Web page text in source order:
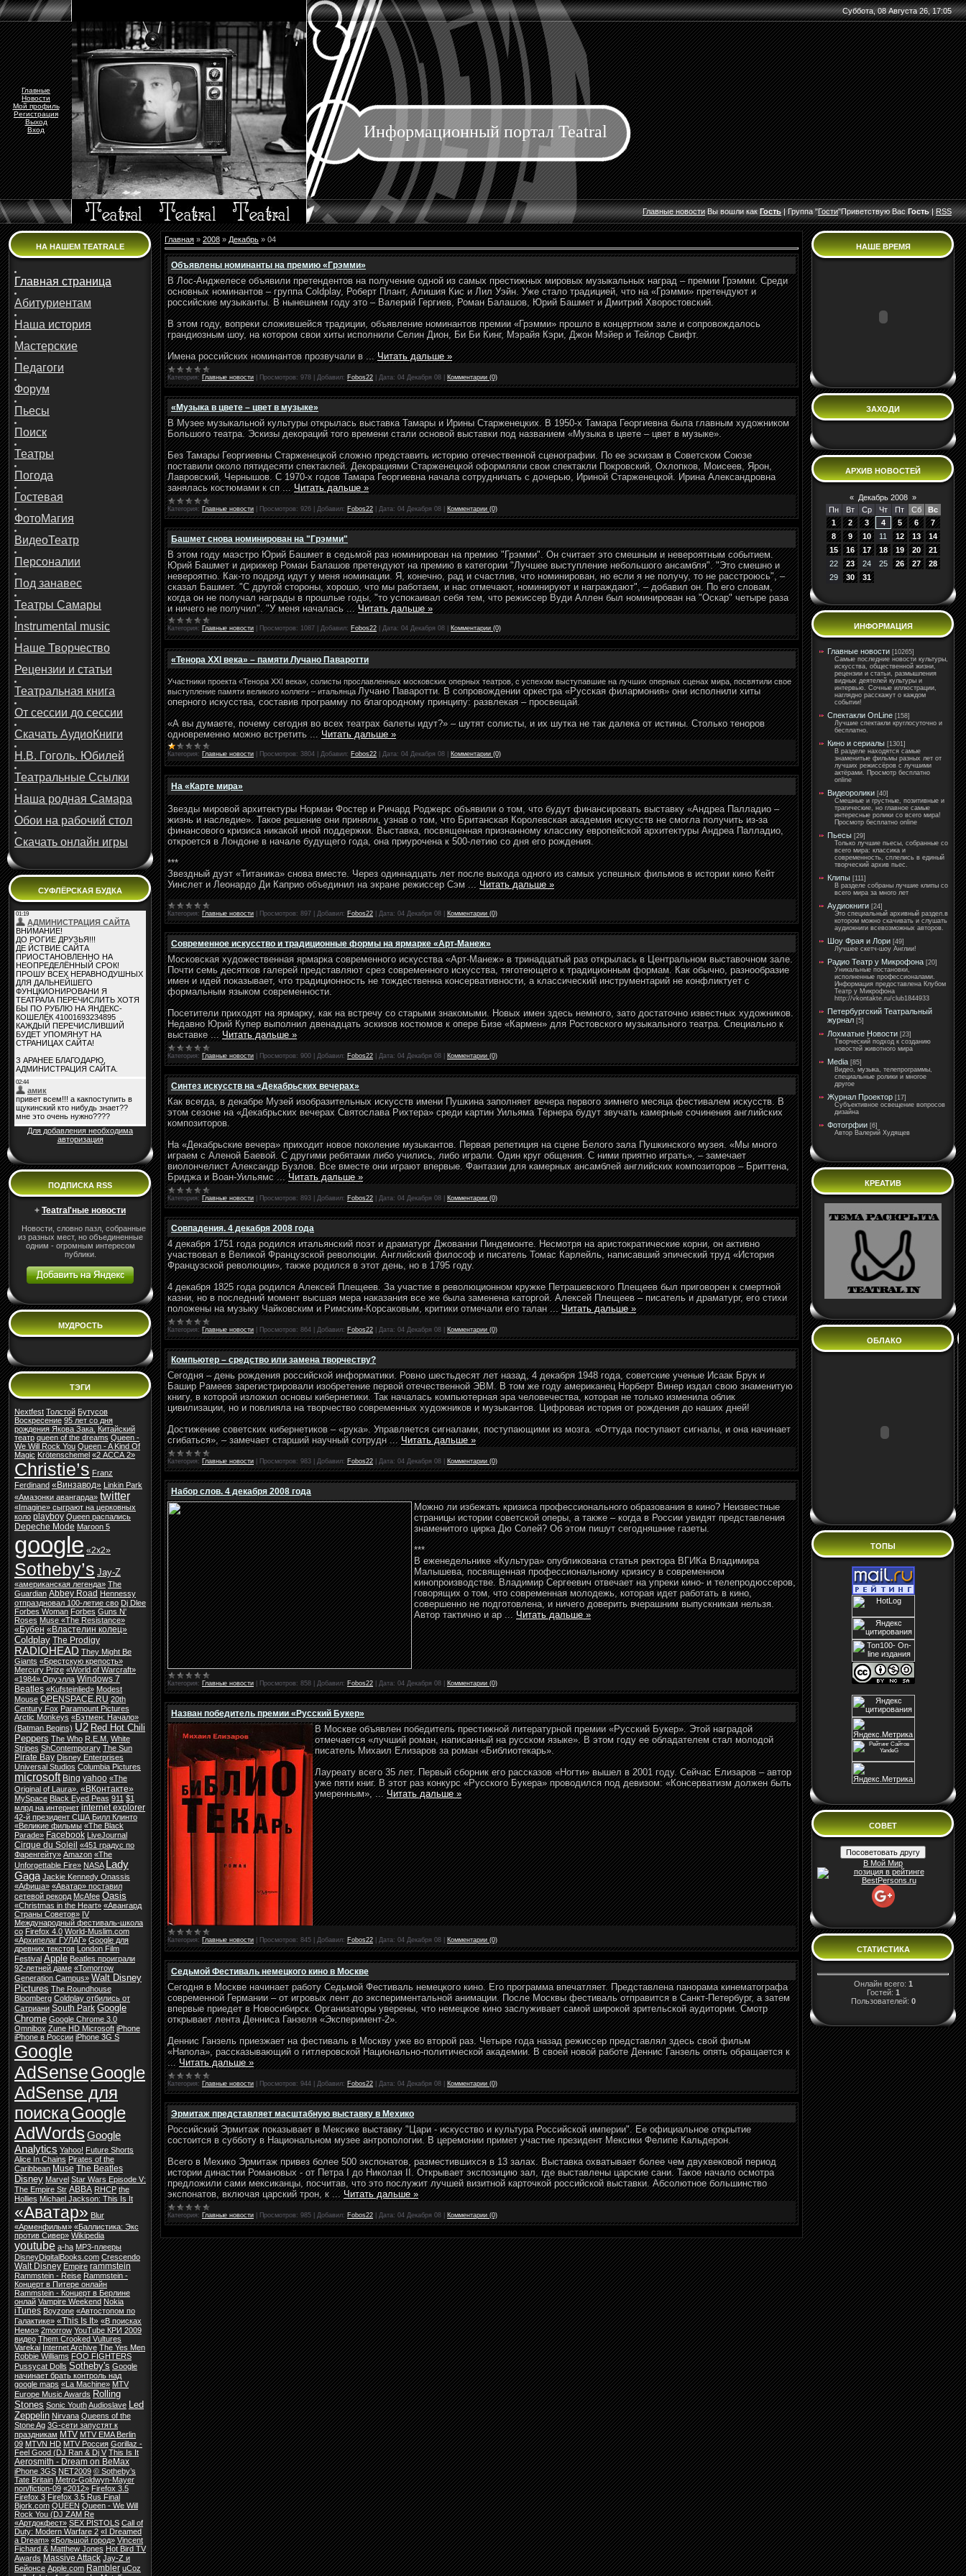
Суббота, 08 Августа 26, 17:05
Главные
Новости
Мой профиль
Регистрация
Выход
Вход
Информационный портал Teatral
ГлавныеновостиВы вошли как Гость|Группа"Гости"Приветствую Вас Гость |RSS
НА НАШЕМ TEATRALE
Главная страница
Абитуриентам
Наша история
Мастерские
Педагоги
Форум
Пьесы
Поиск
Театры
Погода
Гостевая
ФотоМагия
ВидеоТеатр
Персоналии
Под занавес
Театры Самары
Instrumental music
Наше Творчество
Рецензии и статьи
Театральная книга
От сессии до сессии
Скачать АудиоКниги
Н.В. Гоголь. Юбилей
Театральные Ссылки
Наша родная Самара
Обои на рабочий стол
Скачать онлайн игры
СУФЛЁРСКАЯ БУДКА
Для добавления необходима
авторизация
ПОДПИСКА RSS
+ Teatral'ные новости
Новости, словно пазл, собранные
из разных мест, но объединенные
одним - огромным интересом
публики.
МУДРОСТЬ
ТЭГИ
Nextfest Толстой Бутусов
Воскресение 95 лет со дня
рождения Якова Зака. Китайский
театр queen of the dreams Queen -
We Will Rock You Queen - A Kind Of
Magic Krötenschemel «2 АССА 2»
Christie’s Franz
Ferdinand «Винзавод» Linkin Park
«Амазонки авангарда» twitter
«Imagine» сыграют на церковных
коло playboy Queen распались
Depeche Mode Maroon 5
google «2х2»
Sotheby’s Jay-Z
«американская легенда» The
Guardian Abbey Road Hennessy
отпраздновал 100-летие сво Dj Dlee
Forbes Woman Forbes Guns N'
Roses Muse «The Resistance»
«Бубен «Властелин колец»
Coldplay The Prodigy
RADIOHEAD They Might Be
Giants «Брестскую крепость»
Mercury Prize «World of Warcraft»
«1984» Оруэлла Windows 7
Beatles «Kufsteinlied» Modest
Mouse OPENSPACE.RU 20th
Century Fox Paramount Pictures
Arctic Monkeys «Бэтмен: Начало»
(Batman Begins) U2 Red Hot Chili
Peppers The Who R.E.M. White
Stripes ShContemporary The Sun
Pirate Bay Disney Enterprises
Universal Studios Columbia Pictures
microsoft Bing yahoo «The
Original of Laura». «ВКонтакте»
MySpace Black Eyed Peas 911 $1
млрд на интернет internet explorer
42-й президент США Билл Клинто
«Великие фильмы «The Black
Parade» Facebook LiveJournal
Cirque du Soleil «451 градус по
Фаренгейту» Amazon «The
Unforgettable Fire» NASA Lady
Gaga Jackie Kennedy Onassis
«Афиша» «Аватар» поставил
сетевой рекорд McAfee Oasis
«Christmas in the Heart» «Авангард
Страны Советов» IV
Международный фестиваль-школа
со Firefox 4.0 World-Muslim.com
«Архипелаг ГУЛАГ» Google для
древних текстов London Film
Festival Apple Beatles проиграли
92-летней даме «Tomorrow
Generation Campus» Walt Disney
Pictures The Roundhouse
Bloomberg Coldplay отбились от
Сатриани South Park Google
Chrome Google Chrome 3.0
Omnibox Zune HD Microsoft iPhone
iPhone в России iPhone 3G S
Google
AdSenseGoogle
AdSense для
поискаGoogle
AdWords Google
Analytics Yahoo! Future Shorts
Alice In Chains Pirates of the
Caribbean Muse The Beatles
Disney Marvel Star Wars Episode V:
The Empire Str ABBA RHCP the
Hollies Michael Jackson: This Is It
«Аватар» Blur
«Арменфильм» «Баллистика: Экс
против Сивер» Wikipedia
youtube a-ha MP3-плееры
DisneyDigitalBooks.com Crescendo
Walt Disney Empire rammstein
Rammstein - Reise Rammstein -
Концерт в Питере онлайн
Rammstein - Концерт в Берлине
онлай Vampire Weekend Nokia
iTunes Boyzone «Автостопом по
Галактике» «This Is It» «В поисках
Немо» 2morrow YouTube КРИ 2009
видео Them Crooked Vultures
Varekai Internet Archive The Yes Men
Robbie Williams FOO FIGHTERS
Pussycat Dolls Sotheby's Google
начинает брать контроль над
google maps «La Machine» MTV
Europe Music Awards Rolling
Stones Sonic YouthAudioslave Led
Zeppelin Nirvana Queens of the
Stone Ag 3G-сети запустят к
праздникам MTV MTV EMA Berlin
09 MTVN HD MTV Россия Gorillaz -
Feel Good (DJ Ran & Dj V This Is It
Aerosmith - Dream on BeMax
iPhone 3GS NET2009 © Sotheby’s
Tate Britain Metro-Goldwyn-Mayer
non/fiction-09 «2012» Firefox 3.5
Firefox 3 Firefox 3.5 Rus Final
Bjork.com QUEEN Queen - We Will
Rock You (DJ ZAM Re
«Артдокфест» SEX PISTOLS Call of
Duty: Modern Warfare 2 «I Dreamed
a Dream» «Большой город» Vincent
Fichard & Matthew Jones Hot Bird TV
Awards Massive Attack Jay-Z и
Бейонсе Apple.com Rambler uCoz
Главная » 2008 » Декабрь » 04
Объявлены номинанты на премию «Грэмми»
В Лос-Анджелесе объявили претендентов на получение одной из самых престижных мировых музыкальных наград – премии Грэмми. Среди
основных номинантов – группа Coldplay, Роберт Плант, Алишия Кис и Лил Уэйн. Уже стало традицией, что на «Грэмми» претендуют и
российские музыканты. В нынешнем году это – Валерий Гергиев, Роман Балашов, Юрий Башмет и Дмитрий Хворостовский.
В этом году, вопреки сложившейся традиции, объявление номинантов премии «Грэмми» прошло в концертном зале и сопровождалось
грандиозным шоу, на котором свои хиты исполнили Селин Дион, Би Би Кинг, Мэрайя Кэри, Джон Мэйер и Тейлор Свифт.
Имена российских номинантов прозвучали в...Читать дальше »
Категория: Главные новости Просмотров: 978 Добавил: Fobos22 Дата: 04 Декабря 08 Комментарии (0)
«Музыка в цвете – цвет в музыке»
В Музее музыкальной культуры открылась выставка Тамары и Ирины Старженецких. В 1950-х Тамара Георгиевна была главным художником
Большого театра. Эскизы декораций того времени стали основой выставки под названием «Музыка в цвете – цвет в музыке».
Без Тамары Георгиевны Старженецкой сложно представить историю отечественной сценографии. По ее эскизам в Советском Союзе
поставили около пятидесяти спектаклей. Декорациями Старженецкой оформляли свои спектакли Покровский, Охлопков, Моисеев, Ярон,
Лавровский, Чернышов. С 1970-х годов Тамара Георгиевна начала сотрудничать с дочерью, Ириной Старженецкой. Ирина Александровна
занялась костюмами к сп...Читать дальше »
Категория: Главные новости Просмотров: 926 Добавил: Fobos22 Дата: 04 Декабря 08 Комментарии (0)
Башмет снова номинирован на "Грэмми"
В этом году маэстро Юрий Башмет в седьмой раз номинирован на премию "Грэмми". Он считает это смешным и невероятным событием.
Юрий Башмет и дирижер Роман Балашов претендуют на премию в категории "Лучшее выступление небольшого ансамбля". "Это смешно и
невероятно. Как-то подряд идут у меня номинации. Я, конечно, рад и счастлив, что номинирован, но если я не получу, то не расстроюсь", –
сказал Башмет. "С другой стороны, хорошо, что мы работаем, и нас отмечают, номинируют и награждают", – добавил он. По его словам,
когда он не получал награды в прошлые годы, "то успокаивал себя тем, что режиссер Вуди Аллен был номинирован на "Оскар" четыре раза
и ничего не получил". "У меня началась...Читать дальше »
Категория: Главные новости Просмотров: 1087 Добавил: Fobos22 Дата: 04 Декабря 08 Комментарии (0)
«Тенора XXI века» – памяти Лучано Паваротти
Участники проекта «Тенора ХХI века», солисты прославленных московских оперных театров, с успехом выступавшие на лучших оперных сценах мира, посвятили свое
выступление памяти великого коллеги – итальянцаЛучано Паваротти. В сопровождении оркестра «Русская филармония» они исполнили хиты
оперного искусства, составив программу по благородному принципу: развлекая – просвещай.
«А вы думаете, почему сегодня во всех театрах балеты идут?» – шутят солисты, и их шутка не так далека от истины. Столько теноров
одновременно можно встретить...Читать дальше »
Категория: Главные новости Просмотров: 3804 Добавил: Fobos22 Дата: 04 Декабря 08 Комментарии (0)
На «Карте мира»
Звезды мировой архитектуры Норман Фостер и Ричард Роджерс объявили о том, что будут финансировать выставку «Андреа Палладио –
жизнь и наследие». Такое решение они приняли, узнав о том, что Британская Королевская академия искусств не смогла получить из-за
финансового кризиса никакой иной поддержки. Выставка, посвященная признанному классику европейской архитектуры Андреа Палладио,
откроется в Лондоне в начале будущего года, она приурочена к 500-летию со дня его рождения.
***
Звездный дуэт «Титаника» снова вместе. Через одиннадцать лет после выхода одного из самых успешных фильмов в истории кино Кейт
Уинслет и Леонардо Ди Каприо объединил на экране режиссер Сэм...Читать дальше »
Категория: Главные новости Просмотров: 897 Добавил: Fobos22 Дата: 04 Декабря 08 Комментарии (0)
Современное искусство и традиционные формы на ярмарке «Арт-Манеж»
Московская художественная ярмарка современного искусства «Арт-Манеж» в тринадцатый раз открылась в Центральном выставочном зале.
Почти семь десятков галерей представляют срез современного искусства, тяготеющего к традиционным формам. Как обычно, разнообразие
имен и идей показывает, что традиционность не тождественна консервативности, а классический инструментарий не конфликтует с
формальным языком современности.
Посетители приходят на ярмарку, как на встречу со старыми знакомыми. Новых имен здесь немного, зато достаточно известных художников.
Недавно Юрий Купер выполнил двенадцать эскизов костюмов к опере Бизе «Кармен» для Ростовского музыкального театра. Специально к
выставке...Читать дальше »
Категория: Главные новости Просмотров: 900 Добавил: Fobos22 Дата: 04 Декабря 08 Комментарии (0)
Синтез искусств на «Декабрьских вечерах»
Как всегда, в декабре Музей изобразительных искусств имени Пушкина заполняет вечера первого зимнего месяца фестивалем искусств. В
этом сезоне на «Декабрьских вечерах Святослава Рихтера» среди картин Уильяма Тёрнера будут звучать камерные сочинения английских
композиторов.
На «Декабрьские вечера» приходит новое поколение музыкантов. Первая репетиция на сцене Белого зала Пушкинского музея. «Мы много
играем с Аленой Баевой. С другими ребятами либо учились, либо играли. Один круг общения. С ними приятно играть», – замечает
виолончелист Александр Бузлов. Все вместе они играют впервые. Фантазии для камерных ансамблей английских композиторов – Бриттена,
Бриджа и Воан-Уильямс...Читать дальше »
Категория: Главные новости Просмотров: 893 Добавил: Fobos22 Дата: 04 Декабря 08 Комментарии (0)
Совпадения. 4 декабря 2008 года
4 декабря 1751 года родился итальянский поэт и драматург Джованни Пиндемонте. Несмотря на аристократические корни, он активно
участвовал в Великой Французской революции. Английский философ и писатель Томас Карлейль, написавший эпический труд «История
Французской революции», также родился в этот день, но в 1795 году.
4 декабря 1825 года родился Алексей Плещеев. За участие в революционном кружке Петрашевского Плещеев был приговорен к смертной
казни, но в последний момент высшая мера наказания все же была заменена каторгой. Алексей Плещеев – писатель и драматург, его стихи
положены на музыку Чайковским и Римским-Корсаковым, критики отмечали его талан...Читать дальше »
Категория: Главные новости Просмотров: 864 Добавил: Fobos22 Дата: 04 Декабря 08 Комментарии (0)
Компьютер – средство или замена творчеству?
Сегодня – день рождения российской информатики. Ровно шестьдесят лет назад, 4 декабря 1948 года, советские ученые Исаак Брук и
Башир Рамеев зарегистрировали изобретение первой отечественной ЭВМ. В том же году американец Норберт Винер издал свою знаменитую
книгу, в которой изложил основы кибернетики. Так началась компьютерная эра человечества, которая не только изменила облик
цивилизации, но и повлияла на творчество современных художников и музыкантов. Цифровая история от рождения до наших дней!
Достижение советских кибернетиков – «рука». Управляется сигналами, поступающими из мозга. «Оттуда поступают сигналы, и она начинает
сгибаться», – замечает старший научный сотрудн...Читать дальше »
Категория: Главные новости Просмотров: 983 Добавил: Fobos22 Дата: 04 Декабря 08 Комментарии (0)
Набор слов. 4 декабря 2008 года
Можно ли избежать кризиса профессионального образования в кино? Неизвестные
страницы истории советской оперы, а также – когда в России увидят представления
знаменитого цирка Дю Солей? Об этом пишут сегодняшние газеты.
***
В еженедельнике «Культура» опубликована статья ректора ВГИКа Владимира
Малышева, посвященная профессиональному кризису в современном
кинопроизводстве. Владимир Сергеевич отвечает на упреки кино- и телепродюссеров,
говорящих о том, что современная молодежь, которая идет работать в кино,
совершенно не подготовлена, и ничего доверить вчерашним выпускникам нельзя.
Автор тактично и ар...Читать дальше »
Категория: Главные новости Просмотров: 858 Добавил: Fobos22 Дата: 04 Декабря 08 Комментарии (0)
Назван победитель премии «Русский Букер»
ВМоскве объявлен победитель престижной литературной премии «Русский Букер». Этой наградой
отмечается «лучший роман, написанный на русском языке». В этом году ее обладателем стал молодой
писатель Михаил Елизаров за роман «Библиотекарь».
Лауреату всего 35 лет. Первый сборник его рассказов «Ногти» вышел в 2001 году. Сейчас Елизаров – автор
уже пяти книг. В этот раз конкурс «Русского Букера» проводился под девизом: «Консерватизм должен быть
умеренным»,...Читать дальше »
Категория: Главные новости Просмотров: 845 Добавил: Fobos22 Дата: 04 Декабря 08 Комментарии (0)
Седьмой Фестиваль немецкого кино в Москве
Сегодня в Москве начинает работу Седьмой Фестиваль немецкого кино. Его программа впечатляет. Представлена панорама кинематографа
современной Германии – от игровых лент до экспериментальной анимации. После Москвы фестиваль отправится в Санкт-Петербург, а затем
впервые приедет в Новосибирск. Организаторы уверены, что немецкое кино заслуживает самой широкой зрительской аудитории. Смотр
открывает лента Денниса Ганзеля «Эксперимент-2».
Деннис Ганзель приезжает на фестиваль в Москву уже во второй раз. Четыре года назад режиссер представлял здесь свой фильм
«Напола», рассказывающий о гитлеровской Национально-политической академии. В своей новой работе Деннис Ганзель опять обращается к
...Читать дальше »
Категория: Главные новости Просмотров: 944 Добавил: Fobos22 Дата: 04 Декабря 08 Комментарии (0)
Эрмитаж представляет масштабную выставку в Мехико
Российский Эрмитаж показывает в Мексике выставку "Цари - искусство и культура Российской империи". Ее официальное открытие
состоится в субботу в Национальном музее антропологии. В церемонии примет участие президент Мексики Фелипе Кальдерон.
Всего в Мехико Эрмитаж привез более 500 экспонатов, разместившихся в 13 залах. Выставка охватывает более чем двухвековой период
истории династии Романовых - от Петра I до Николая II. Открывает экспозицию зал, где выставлены царские сани. Такое начало осмотра
предложили сами мексиканцы, посчитав, что это послужит лучшей визитной карточкой российской выставки. Абсолютное большинство
экспонатов, включая царский трон, к...Читать дальше »
Категория: Главные новости Просмотров: 985 Добавил: Fobos22 Дата: 04 Декабря 08 Комментарии (0)
НАШЕ ВРЕМЯ
ЗАХОДИ
АРХИВ НОВОСТЕЙ
« Декабрь 2008 »
Пн
Вт Ср Чт Пт Сб
Вс
1
2 3 4 5 6
7
8
9 10 11 12 13
14
15
16 17 18 19 20
21
22
23 24 25 26 27
28
29
30 31
ИНФОРМАЦИЯ
Главные новости [10265]
Самые последние новости культуры,
искусства, общественной жизни,
рецензии и статьи, размышления
видных деятелей культуры и
интервью. Сочные иллюстрации,
наглядно расскажут о каждом
событии!
Спектакли OnLine [158]
Лучшие спектакли круглосуточно и
бесплатно.
Кино и сериалы [1301]
В разделе находятся самые
знаменитые фильмы разных лет от
лучших режиссёров с лучшими
актёрами. Просмотр бесплатно
online
Видеоролики [40]
Смешные и грустные, позитивные и
трагические, но главное самые
интересные ролики со всего мира!
Просмотр бесплатно online
Пьесы [29]
Только лучшие пьесы, собранные со
всего мира: классика и
современность, сплелись в единый
творческий архив пьес.
Клипы [111]
В разделе собраны лучшие клипы со
всего мира за много лет
Аудиокниги [24]
Это специальный архивный раздел.в
котором можно скачивать и слушать
аудиокниги всевозможных авторов.
Шоу Фрая и Лори [49]
Лучшее скетч-шоу Англии!
Радио Театр у Микрофона [20]
Уникальные постановки,
исполненные профессионалами.
Информация предоставлена Клубом
Театр у Микрофона
http://vkontakte.ru/club1844933
Петербургский Театральный
журнал [5]
Лохматые Новости [23]
Творческий подход к созданию
новостей животного мира
Media [85]
Видео, музыка, телепрограммы,
специальные ролики и многое
другое
Журнал Проектор [17]
Субъективное освещение вопросов
дизайна
Фотогрфии [6]
Автор Валерий Худящев
КРЕАТИВ
ОБЛАКО
ТОПЫ
СОВЕТ
В Мой Мир
СТАТИСТИКА
Онлайн всего: 1
Гостей: 1
Пользователей: 0